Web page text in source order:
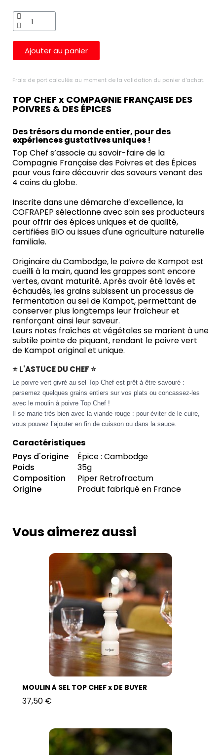
Ajouter au panier
Frais de port calculés au moment de la validation du panier d'achat.
TOP CHEF x COMPAGNIE FRANÇAISE DES
POIVRES & DES ÉPICES
Des trésors du monde entier, pour des
expériences gustatives uniques !
Top Chef s’associe au savoir-faire de la
Compagnie Française des Poivres et des Épices
pour vous faire découvrir des saveurs venant des
4 coins du globe.
Inscrite dans une démarche d’excellence, la
COFRAPEP sélectionne avec soin ses producteurs
pour offrir des épices uniques et de qualité,
certifiées BIO ou issues d'une agriculture naturelle
familiale.
Originaire du Cambodge, le poivre de Kampot est
cueilli à la main, quand les grappes sont encore
vertes, avant maturité. Après avoir été lavés et
échaudés, les grains subissent un processus de
fermentation au sel de Kampot, permettant de
conserver plus longtemps leur fraîcheur et
renforçant ainsi leur saveur.
Leurs notes fraîches et végétales se marient à une
subtile pointe de piquant, rendant le poivre vert
de Kampot original et unique.
⭐ L'ASTUCE DU CHEF ⭐
Le poivre vert givré au sel Top Chef est prêt à être savouré :
parsemez quelques grains entiers sur vos plats ou concassez-les
avec le moulin à poivre Top Chef !
Il se marie très bien avec la viande rouge : pour éviter de le cuire,
vous pouvez l’ajouter en fin de cuisson ou dans la sauce.
Caractéristiques
Pays d'origine
Épice : Cambodge
Poids
35g
Composition
Piper Retrofractum
Origine
Produit fabriqué en France
Vous aimerez aussi
MOULIN À SEL TOP CHEF x DE BUYER
37,50 €